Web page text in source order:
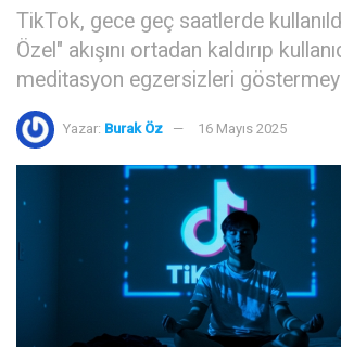
TikTok, gece geç saatlerde
Özel" akışını ortadan kaldırıp
meditasyon egzersizleri
Yazar: Burak Öz 16 Mayıs 2025